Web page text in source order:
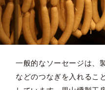
一般的なソーセージは、
などのつなぎを入れるこ